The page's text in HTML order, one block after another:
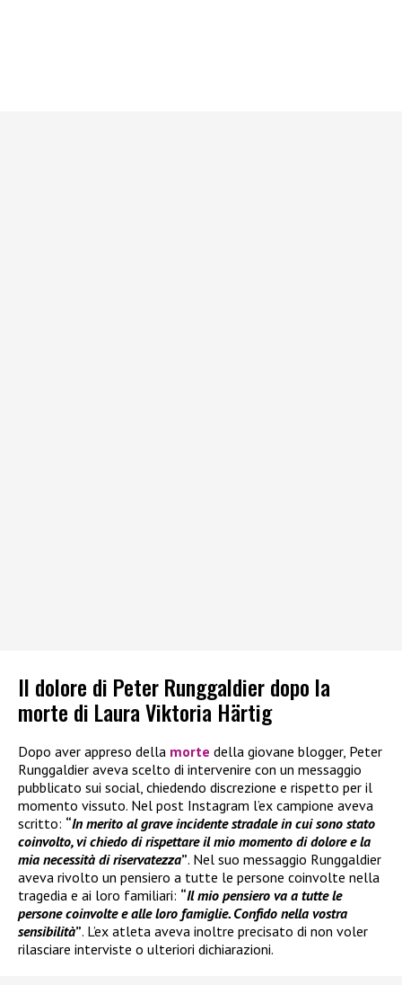
Il dolore di Peter Runggaldier dopo la
morte di Laura Viktoria Härtig
Dopo aver appreso della morte della giovane blogger, Peter
Runggaldier aveva scelto di intervenire con un messaggio
pubblicato sui social, chiedendo discrezione e rispetto per il
momento vissuto. Nel post Instagram l’ex campione aveva
scritto: “In merito al grave incidente stradale in cui sono stato
coinvolto, vi chiedo di rispettare il mio momento di dolore e la
mia necessità di riservatezza”. Nel suo messaggio Runggaldier
aveva rivolto un pensiero a tutte le persone coinvolte nella
tragedia e ai loro familiari: “Il mio pensiero va a tutte le
persone coinvolte e alle loro famiglie. Confido nella vostra
sensibilità”. L’ex atleta aveva inoltre precisato di non voler
rilasciare interviste o ulteriori dichiarazioni.